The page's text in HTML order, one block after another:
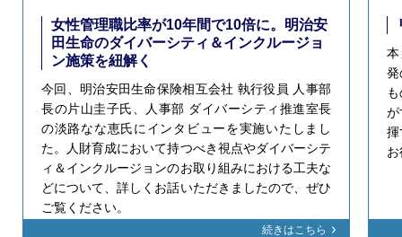
女性管理職比率が10年間で10倍に。明治安
田生命のダイバーシティ＆インクルージョ
ン施策を紐解く
今回、明治安田生命保険相互会社 執行役員 人事部
長の片山圭子氏、人事部 ダイバーシティ推進室長
の淡路なな恵氏にインタビューを実施いたしまし
た。人財育成において持つべき視点やダイバーシテ
ィ＆インクルージョンのお取り組みにおける工夫な
どについて、詳しくお話いただきましたので、ぜひ
ご覧ください。
続きはこちら
発
が
揮